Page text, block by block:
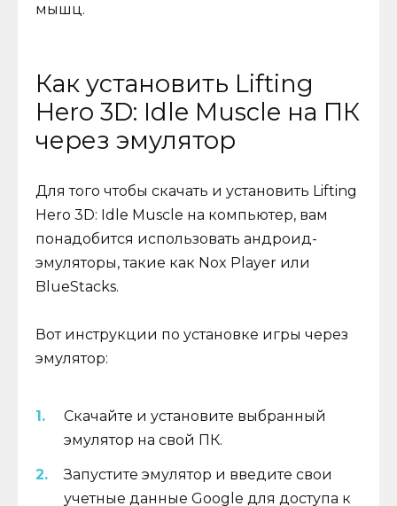
мышц.
Как установить Lifting
Hero 3D: Idle Muscle на ПК
через эмулятор
Для того чтобы скачать и установить Lifting
Hero 3D: Idle Muscle на компьютер, вам
понадобится использовать андроид-
эмуляторы, такие как Nox Player или
BlueStacks.
Вот инструкции по установке игры через
эмулятор:
Скачайте и установите выбранный
эмулятор на свой ПК.
Запустите эмулятор и введите свои
учетные данные Google для доступа к